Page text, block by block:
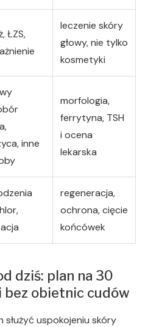
ŁZS,
leczenie skóry
głowy, nie tylko
kosmetyki
inne
morfologia,
ferrytyna, TSH
i ocena
lekarska
regeneracja,
ochrona, cięcie
końcówek
dziś: plan na 30
bez obietnic cudów
uspokojeniu skóry